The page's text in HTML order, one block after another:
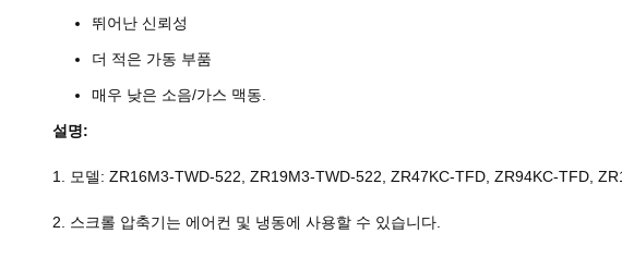
뛰어난 신뢰성
더 적은 가동 부품
매우 낮은 소음/가스 맥동.
설명:
1. 모델: ZR16M3-TWD-522, ZR19M3-TWD-522, ZR47KC-TFD, ZR94KC-TFD,
2. 스크롤 압축기는 에어컨 및 냉동에 사용할 수 있습니다.